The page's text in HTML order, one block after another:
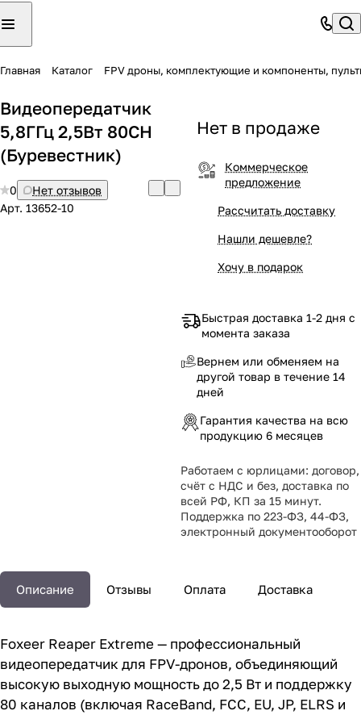
Главная Каталог FPV дроны, комплектующие и компоненты,
Видеопередатчик
5,8ГГц 2,5Вт 80CH
(Буревестник)
0
Нет отзывов
Арт. 13652-10
Нет в продаже
Коммерческое
предложение
Рассчитать доставку
Нашли дешевле?
Хочу в подарок
Быстрая доставка 1-2 дня с
момента заказа
Вернем или обменяем на
другой товар в течение 14
дней
Гарантия качества на всю
продукцию 6 месяцев
Работаем с юрлицами: договор,
счёт с НДС и без, доставка по
всей РФ, КП за 15 минут.
Поддержка по 223-ФЗ, 44-ФЗ,
электронный документооборот
Описание Отзывы Оплата Доставка
Foxeer Reaper Extreme — профессиональный
видеопередатчик для FPV-дронов, объединяющий
высокую выходную мощность до 2,5 Вт и поддержку
80 каналов (включая RaceBand, FCC, EU, JP, ELRS и